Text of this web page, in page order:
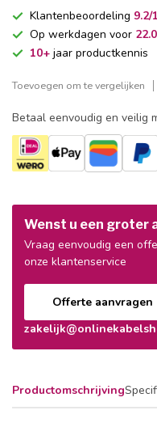
Klantenbeoordeling 9.2/
Op werkdagen voor
10+ jaar productkennis
Toevoegen om te vergelijken
Betaal eenvoudig en veilig
Wenst u een groter
Vraag eenvoudig een
onze klantenservice
Offerte aanvragen
Productomschrijving